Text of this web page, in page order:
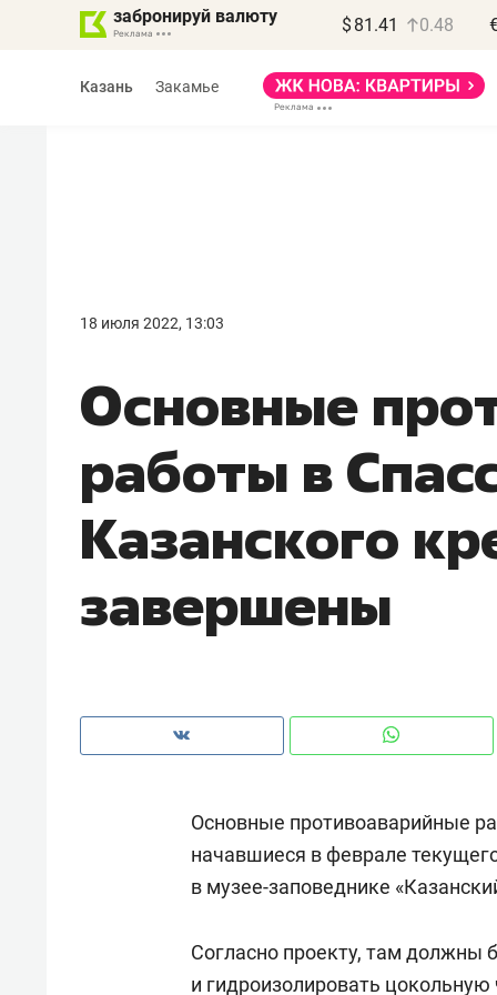
забронируй валюту $ 81.41 0.48
Казань Закамье
18 июля 2022, 13:03
Основные
работы в
Казанского
завершены
Основные противоаварийные
начавшиеся в феврале
в музее-заповеднике
Согласно проекту, там должны
и гидроизолировать
правил, бизнес может
потерять минимум
Как бизнесу выйти на зарубежные
чем интересен Оман?
создают оазис жилого
комфорта под Казанью
ID